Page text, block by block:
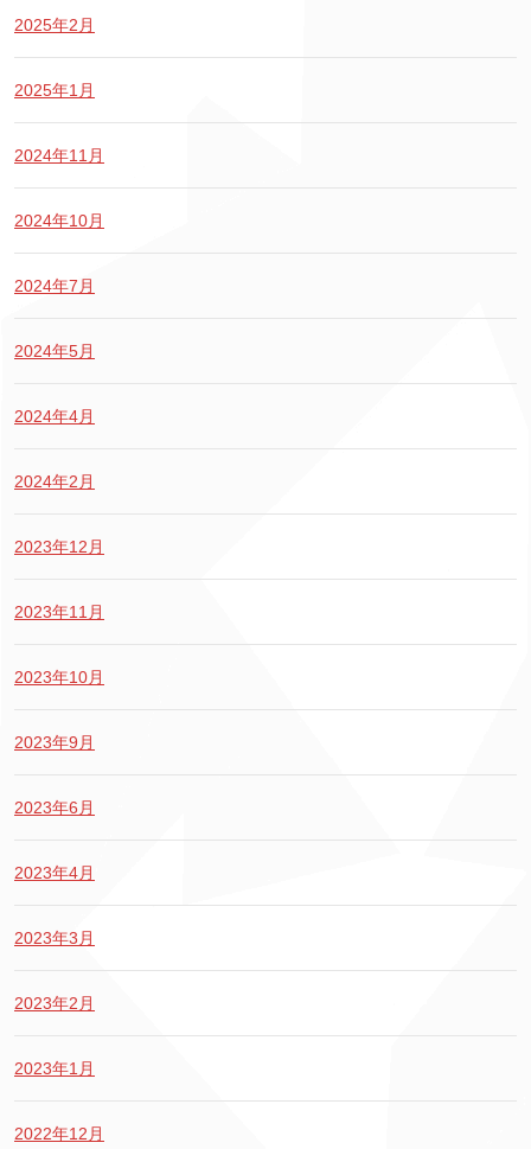
2025年2月
2025年1月
2024年11月
2024年10月
2024年7月
2024年5月
2024年4月
2024年2月
2023年12月
2023年11月
2023年10月
2023年9月
2023年6月
2023年4月
2023年3月
2023年2月
2023年1月
2022年12月